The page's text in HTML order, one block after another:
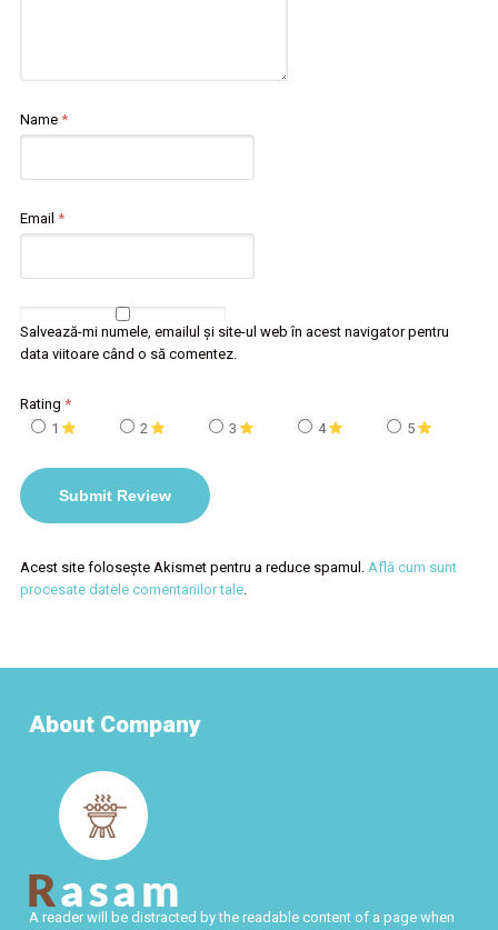
Name *
Email *
Salvează-mi numele, emailul și site-ul web în acest navigator pentru
data viitoare când o să comentez.
Rating *
1
2 3 4 5
Acest site folosește Akismet pentru a reduce spamul. Află cum sunt
procesate datele comentariilor tale.
About Company
A reader will be distracted by the readable content of a page when